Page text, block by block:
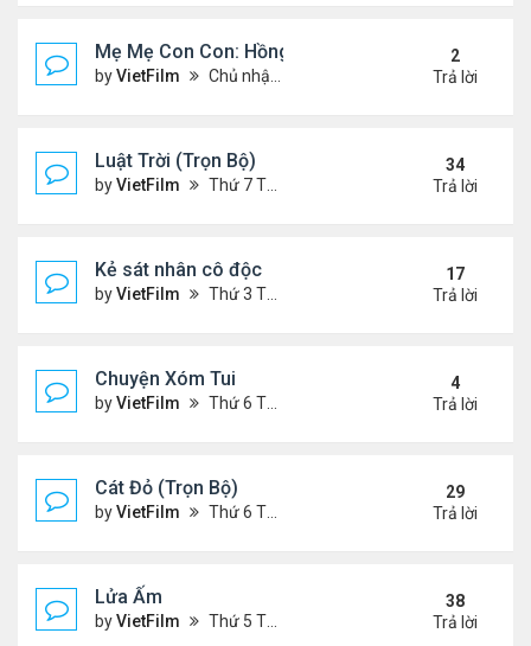
Mẹ Mẹ Con Con: Hồng Vân, Đại Nghĩa
byVietFilm Chủ nhật Tháng 12 20, 2020 8:06 pm
2
Trả lời
Luật Trời (Trọn Bộ)
byVietFilm Thứ 7 Tháng 10 17, 2020 9:19 pm
34
Trả lời
Kẻ sát nhân cô độc
byVietFilm Thứ 3 Tháng 11 10, 2020 9:58 am
17
Trả lời
Chuyện Xóm Tui
byVietFilm Thứ 6 Tháng 11 06, 2020 4:47 pm
4
Trả lời
Cát Đỏ (Trọn Bộ)
byVietFilm Thứ 6 Tháng 11 06, 2020 2:02 pm
29
Trả lời
Lửa Ấm
byVietFilm Thứ 5 Tháng 11 05, 2020 11:33 pm
38
Trả lời